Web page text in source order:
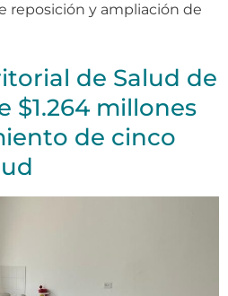
reposición y ampliación de
de Salud de
$1.264 millones
de cinco